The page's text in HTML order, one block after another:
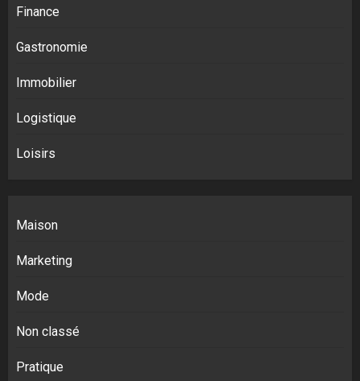
Finance
Gastronomie
Immobilier
Logistique
Loisirs
Maison
Marketing
Mode
Non classé
Pratique